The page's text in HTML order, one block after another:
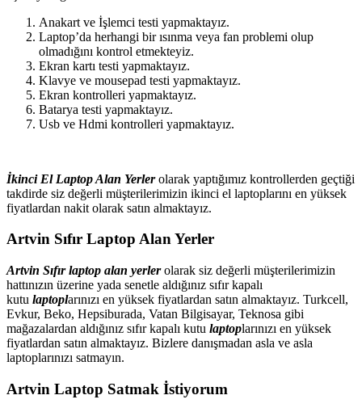
Anakart ve İşlemci testi yapmaktayız.
Laptop’da herhangi bir ısınma veya fan problemi olup
olmadığını kontrol etmekteyiz.
Ekran kartı testi yapmaktayız.
Klavye ve mousepad testi yapmaktayız.
Ekran kontrolleri yapmaktayız.
Batarya testi yapmaktayız.
Usb ve Hdmi kontrolleri yapmaktayız.
İkinci El Laptop Alan Yerlerolarak yaptığımız kontrollerden geçtiği
takdirde siz değerli müşterilerimizin ikinci el laptoplarını en yüksek
fiyatlardan nakit olarak satın almaktayız.
Artvin Sıfır Laptop Alan Yerler
Artvin Sıfır laptop alan yerlerolarak siz değerli müşterilerimizin
hattınızın üzerine yada senetle aldığınız sıfır kapalı
kutu laptoplarınızı en yüksek fiyatlardan satın almaktayız. Turkcell,
Evkur, Beko, Hepsiburada, Vatan Bilgisayar, Teknosa gibi
mağazalardan aldığınız sıfır kapalı kutu laptoplarınızı en yüksek
fiyatlardan satın almaktayız. Bizlere danışmadan asla ve asla
laptoplarınızı satmayın.
Artvin Laptop Satmak İstiyorum